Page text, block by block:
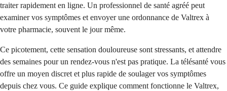
traiter rapidement en ligne. Un professionnel de santé agréé peut
examiner vos symptômes et envoyer une ordonnance de Valtrex à
votre pharmacie, souvent le jour même.
Ce picotement, cette sensation douloureuse sont stressants, et attendre
des semaines pour un rendez-vous n'est pas pratique. La télésanté vous
offre un moyen discret et plus rapide de soulager vos symptômes
depuis chez vous. Ce guide explique comment fonctionne le Valtrex,